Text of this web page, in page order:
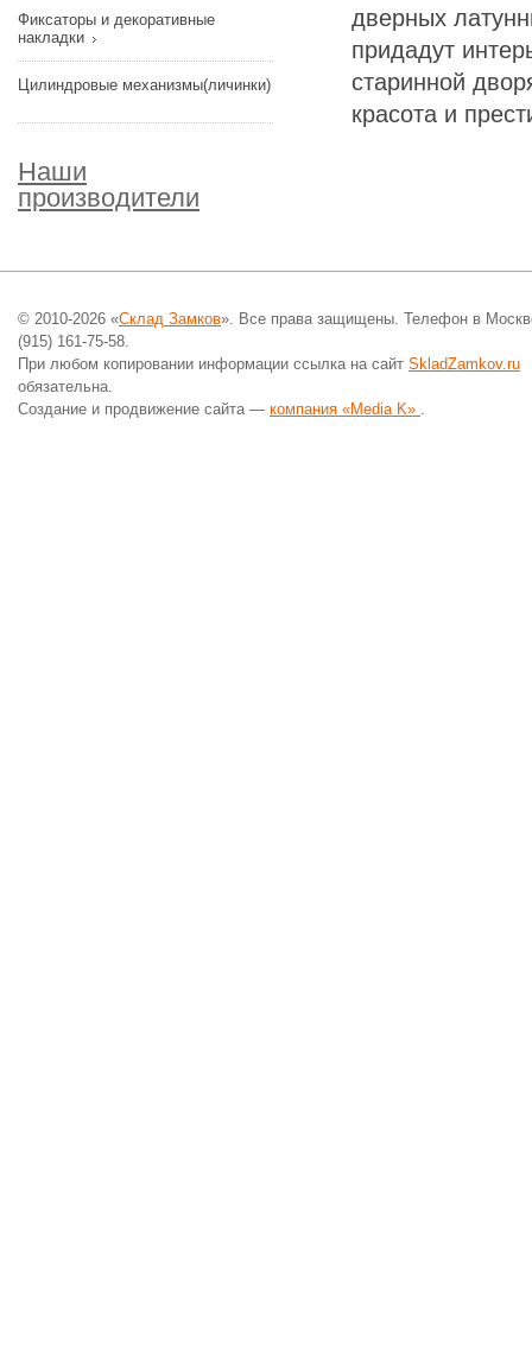
Фиксаторы и декоративные
накладки
Цилиндровые механизмы(личинки)
Наши
производители
дверных
придадут
старинной
красота и
© 2010-2026 «Склад Замков». Все права защищены. Телефон в
(915) 161-75-58.
При любом копировании информации ссылка на сайт SkladZamkov.ru
обязательна.
Создание и продвижение сайта — компания «Media K» .